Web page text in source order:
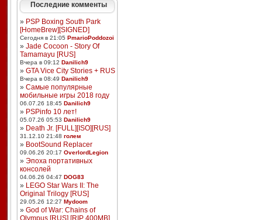
Последние комменты
» PSP Boxing South Park
[HomeBrew][SIGNED]
Сегодня в 21:05 PmarioPoddozoi
» Jade Cocoon - Story Of
Tamamayu [RUS]
Вчера в 09:12 Danilich9
» GTA Vice City Stories + RUS
Вчера в 08:49 Danilich9
» Самые популярные
мобильные игры 2018 году
06.07.26 18:45 Danilich9
» PSPinfo 10 лет!
05.07.26 05:53 Danilich9
» Death Jr. [FULL][ISO][RUS]
31.12.10 21:48 голем
» BootSound Replacer
09.06.26 20:17 OverlordLegion
» Эпоха портативных
консолей
04.06.26 04:47 DOG83
» LEGO Star Wars II: The
Original Trilogy [RUS]
29.05.26 12:27 Mydoom
» God of War: Chains of
Olympus [RUS] [RIP 400MB]